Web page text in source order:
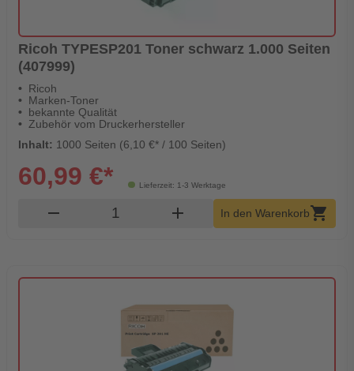
Ricoh TYPESP201 Toner schwarz 1.000 Seiten
(407999)
Ricoh
Marken-Toner
bekannte Qualität
Zubehör vom Druckerhersteller
Inhalt: 1000 Seiten (6,10 €* / 100 Seiten)
Lieferzeit: 1-3 Werktage
60,99 €*
remove Produkt Warenkorb Menge
add In den Warenkorb shopping_cart